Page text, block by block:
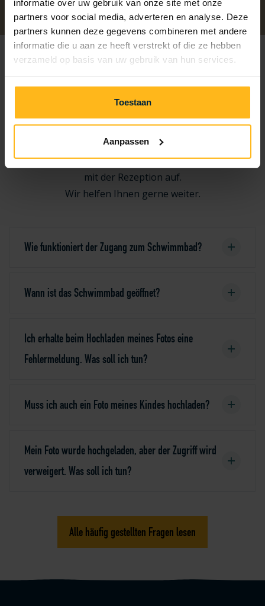
informatie over uw gebruik van onze site met onze
partners voor social media, adverteren en analyse. Deze
partners kunnen deze gegevens combineren met andere
informatie die u aan ze heeft verstrekt of die ze hebben
verzameld op basis van uw gebruik van hun services.
Toestaan
Aanpassen
Häufig gestellte Fragen zum
Gesichtserkennung
Haben Sie eine Frage? Schau dann nach, ob Ihre
Antwort unten zu finden ist. Falls nicht, nimm Kontakt
mit der Rezeption auf.
Wir helfen Ihnen gerne weiter.
Wie funktioniert der Zugang zum Schwimmbad?
Wann ist das Schwimmbad geöffnet?
Ich erhalte beim Hochladen meines Fotos eine
Fehlermeldung. Was soll ich tun?
Muss ich auch ein Foto meines Kindes hochladen?
Mein Foto wurde hochgeladen, aber der Zugriff wird
verweigert. Was soll ich tun?
Alle häufig gestellten Fragen lesen